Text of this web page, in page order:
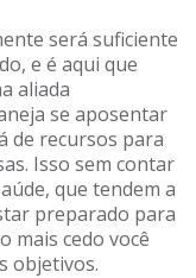
será suficiente
e é aqui que
aliada
se aposentar
de recursos para
Isso sem contar
que tendem a
preparado para
mais cedo você
objetivos.